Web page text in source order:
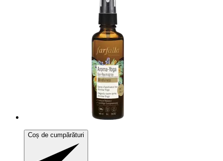
Coș de cumpărături